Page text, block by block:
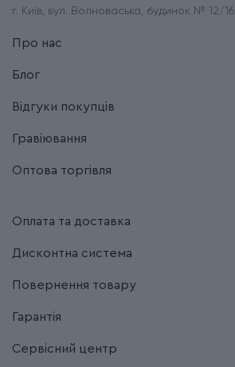
г. Київ, вул. Волноваська, будинок № 12/16
Про нас
Блог
Відгуки покупців
Гравіювання
Оптова торгівля
Оплата та доставка
Дисконтна система
Повернення товару
Гарантія
Сервісний центр